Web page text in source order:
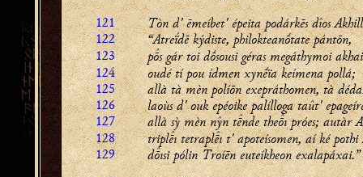
121 Tòn d' ēmeíbet' épeita podárkēs dîos
122 “Atreḯdē kýdiste, philokteanṓtate pántōn,
123 ps gár toi dṓsousi géras megáthymoi
124 oudé tí pou ídmen xynḗïa keímena pollá;
125 allà tà mèn políōn exepráthomen, tà
126 laoùs d' ouk epéoike palílloga taût'
127 allà sỳ mèn nŷn tnde theı próes; autàr
128 triplı tetraplı t' apoteísomen, aí ké pothi
129 dısi pólin Troíēn euteíkheon exalapáxai.”